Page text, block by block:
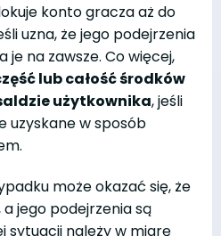
konto gracza aż do
uzna, że jego podejrzenia
je na zawsze. Co więcej,
lub całość środków
użytkownika, jeśli
uzyskane w sposób
może okazać się, że
jego podejrzenia są
sytuacji należy w miarę